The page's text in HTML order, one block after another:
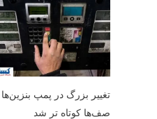
تغییر بزرگ در پمپ
صف‌ها کوتاه تر شد